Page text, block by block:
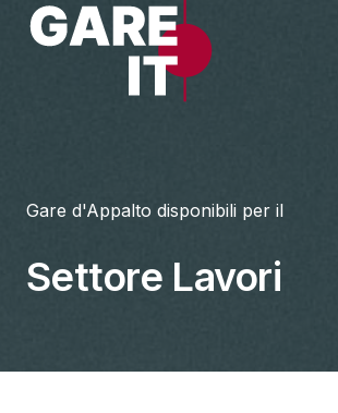
Lavori
Servizi
Appalti per
Gare d'Appalto disponibili per il
Settore Lavori